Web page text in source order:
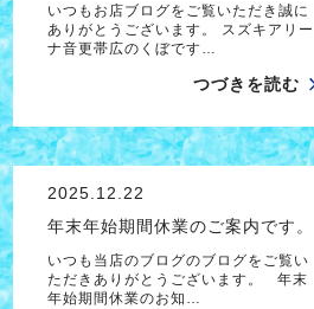
いつもお店ブログをご覧いただき誠に
ありがとうございます。 スズキアリー
ナ音更帯広のくぼです…
つづきを読む
2025.12.22
年末年始期間休業のご案内です。
いつも当店のブログのブログをご覧い
ただきありがとうございます。 年末
年始期間休業のお知…